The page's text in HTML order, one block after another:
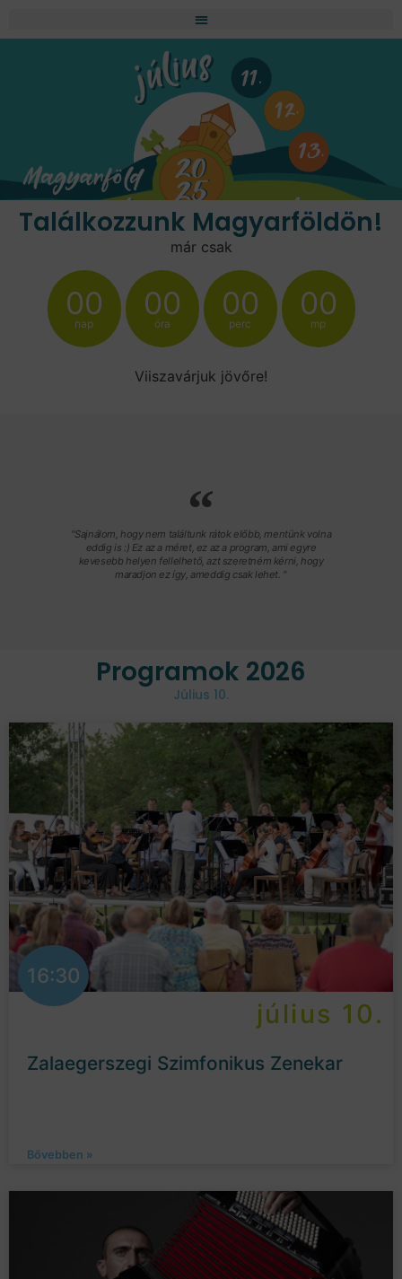
Találkozzunk Magyarföldön!
már csak
00
nap
00
óra
00
perc
00
mp
Viiszavárjuk jövőre!
"Sajnálom, hogy nem találtunk rátok előbb, mentünk volna
eddig is :) Ez az a méret, ez az a program, ami egyre
kevesebb helyen fellelhető, azt szeretném kérni, hogy
maradjon ez így, ameddig csak lehet. "
Programok 2026
Július 10.
16:30
július 10.
Zalaegerszegi Szimfonikus Zenekar
Bővebben »